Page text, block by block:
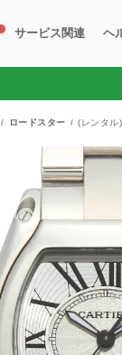
サービス関連 ヘ
ロードスター (レンタル